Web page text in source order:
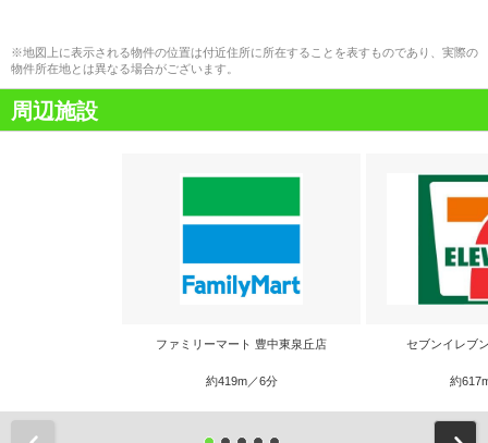
※地図上に表示される物件の位置は付近住所に所在することを表すものであり、実際の
物件所在地とは異なる場合がございます。
周辺施設
ファミリーマート 豊中東泉丘店
約419m／6分
セブンイレブ
約